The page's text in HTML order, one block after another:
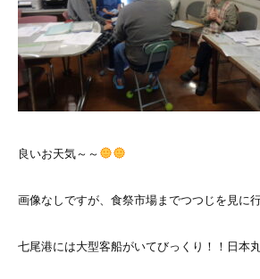
良いお天気～～
画像なしですが、食祭市場までつつじを見に
七尾港には大型客船がいてびっくり！！日本